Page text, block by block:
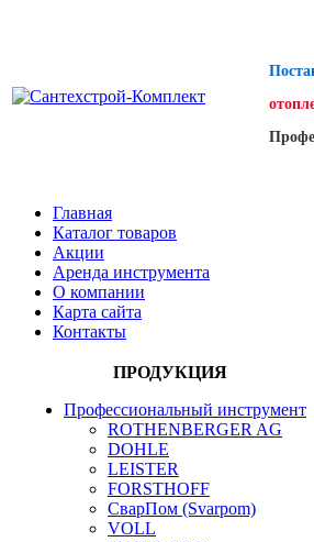
Главная
Каталог товаров
Акции
Аренда инструмента
О компании
Карта сайта
Контакты
ПРОДУКЦИЯ
Профессиональный инструмент
ROTHENBERGER AG
DOHLE
LEISTER
FORSTHOFF
СварПом (Svarpom)
VOLL